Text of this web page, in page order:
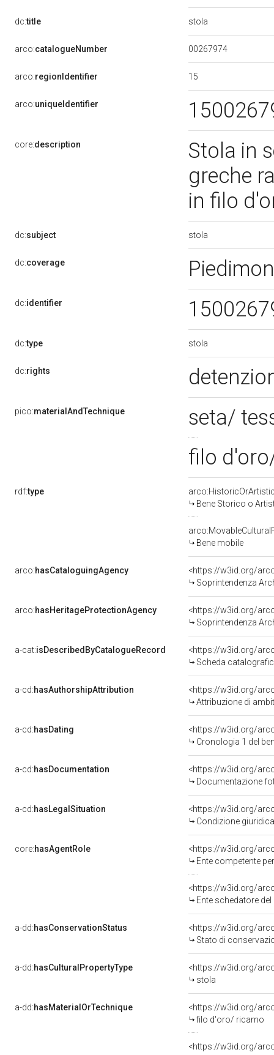
dc:title stola
arco:catalogueNumber 00267974
arco:regionIdentifier 15
arco:uniqueIdentifier
core:description
Stola in
greche
in filo
dc:subject stola
dc:coverage
dc:identifier
dc:type stola
dc:rights
pico:materialAndTechnique
seta/
filo
rdf:type
Bene Storico o
Bene mobile
arco:hasCataloguingAgency
<https://w3id.org/
Soprintendenza
arco:hasHeritageProtectionAgency
<https://w3id.org/
Soprintendenza
a-cat:isDescribedByCatalogueRecord
<https://w3id.org/
Scheda
a-cd:hasAuthorshipAttribution
<https://w3id.org/
Attribuzione di
a-cd:hasDating
<https://w3id.org/
Cronologia 1 del
a-cd:hasDocumentation
Documentazione
a-cd:hasLegalSituation
Condizione
core:hasAgentRole
<https://w3id.org/
Ente competente per tutela
<https://w3id.org/
Ente schedatore del
a-dd:hasConservationStatus
<https://w3id.org/
Stato di
a-dd:hasCulturalPropertyType
<https://w3id.org/
stola
a-dd:hasMaterialOrTechnique
<https://w3id.org/
filo d'oro/ ricamo
<https://w3id.org/